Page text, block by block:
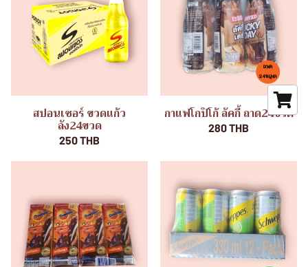
สปอนเซอร์ ขวดแก้ว
ลัง24ขวด
250 THB
กาแฟโกปิโก้ ลัคกี้ ถาด24ขวด
280 THB